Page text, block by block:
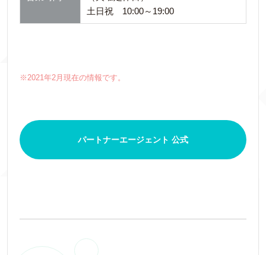
土日祝 10:00～19:00
※2021年2月現在の情報です。
パートナーエージェント 公式